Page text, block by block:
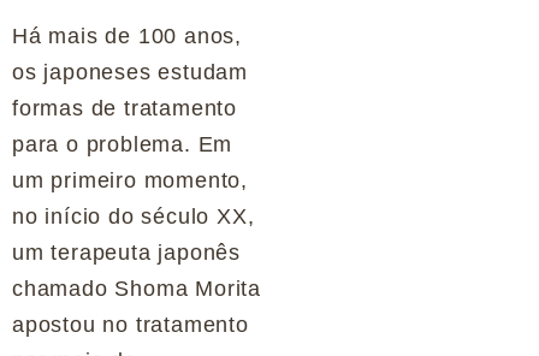
Há mais de 100 anos,
os japoneses estudam
formas de tratamento
para o problema. Em
um primeiro momento,
no início do século XX,
um terapeuta japonês
chamado Shoma Morita
apostou no tratamento